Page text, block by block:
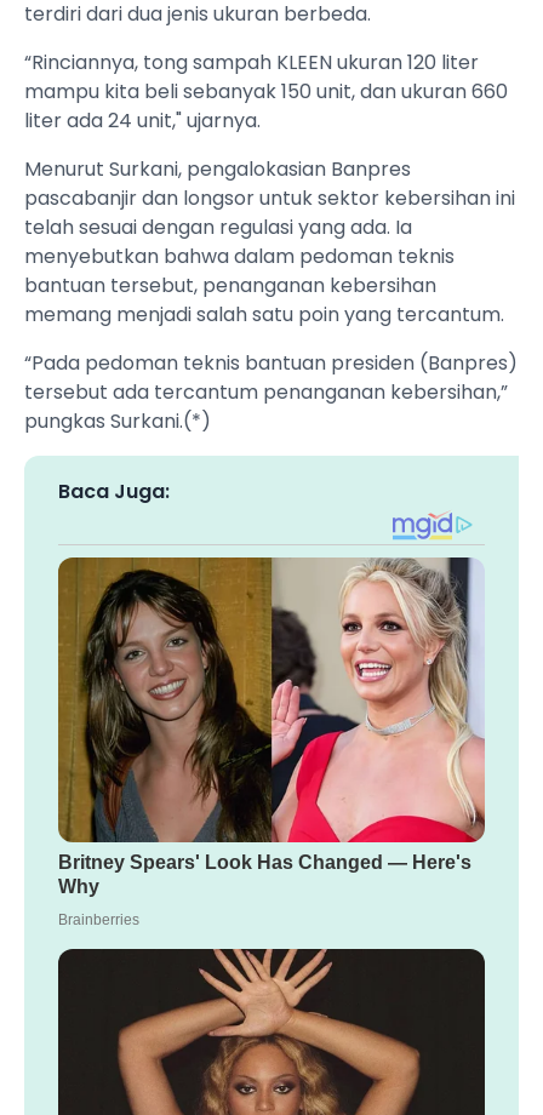
terdiri dari dua jenis ukuran berbeda.
“Rinciannya, tong sampah KLEEN ukuran 120 liter
mampu kita beli sebanyak 150 unit, dan ukuran 660
liter ada 24 unit," ujarnya.
Menurut Surkani, pengalokasian Banpres
pascabanjir dan longsor untuk sektor kebersihan ini
telah sesuai dengan regulasi yang ada. Ia
menyebutkan bahwa dalam pedoman teknis
bantuan tersebut, penanganan kebersihan
memang menjadi salah satu poin yang tercantum.
“Pada pedoman teknis bantuan presiden (Banpres)
tersebut ada tercantum penanganan kebersihan,”
pungkas Surkani.(*)
Baca Juga: